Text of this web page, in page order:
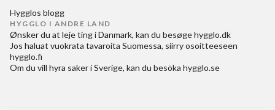
Hygglos blogg
HYGGLO I ANDRE LAND
Ønsker du at leje ting i Danmark, kan du besøgehygglo.dk
Jos haluat vuokrata tavaroita Suomessa, siirry osoitteeseen
hygglo.fi
Om du vill hyra saker i Sverige, kan du besöka hygglo.se